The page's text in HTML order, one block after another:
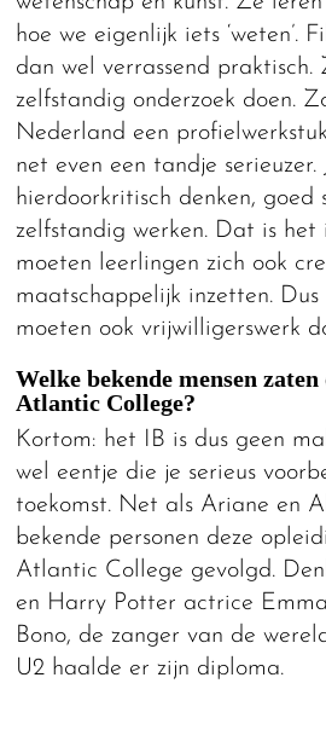
hoe we eigenlijk iets ‘weten’.
dan wel verrassend praktisch.
zelfstandig onderzoek doen.
Nederland een
net even een tandje serieuzer.
hierdoorkritisch denken, goed
zelfstandig werken. Dat is het
moeten leerlingen zich ook
maatschappelijk inzetten. Dus
moeten ook vrijwilligerswerk
Welke bekende mensen
Atlantic College?
Kortom: het IB is dus geen
wel eentje die je serieus
toekomst. Net als Ariane en
bekende personen deze
Atlantic College gevolgd.
en Harry Potter actrice
Bono, de zanger van de
U2 haalde er zijn diploma.